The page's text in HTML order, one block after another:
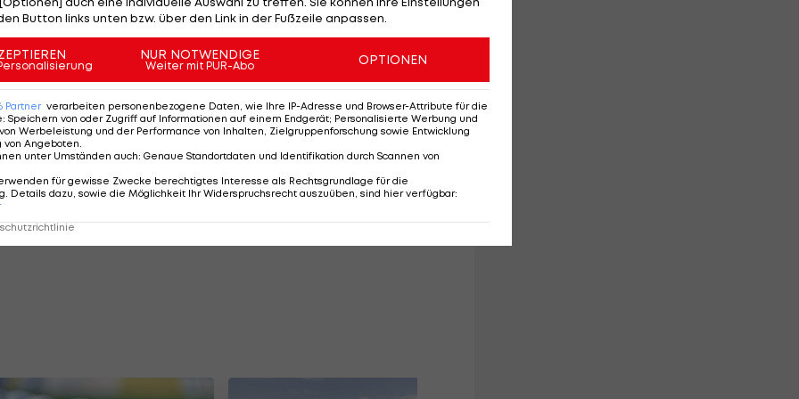
hin, bis Grabher in der dritten Minute der
in den Winkel schweißt. Und das, ausgerechnet
Kapfenberg kommt nochmal und trifft auch nochmal.
nicht. Sehr zum Ärger von KSV-Coach
Button links unten bzw. über den Link in der Fußzeile anpassen.
NUR NOTWENDIGE
Weiter mit PUR-Abo OPTIONEN
Partner verarbeiten personenbezogene Daten, wie Ihre IP-Adresse und Browser-Attribute für die
: Speichern von oder Zugriff auf Informationen auf einem Endgerät; Personalisierte Werbung und
Werbeleistung und der Performance von Inhalten, Zielgruppenforschung sowie Entwicklung
von Angeboten
unter Umständen auch: Genaue Standortdaten und Identifikation durch Scannen von
für gewisse Zwecke berechtigtes Interesse als Rechtsgrundlage für die
Details dazu, sowie die Möglichkeit Ihr Widerspruchsrecht auszuüben, sind hier verfügbar: